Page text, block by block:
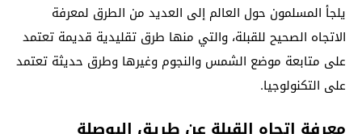
يلجأ المسلمون حول العالم إلى العديد من الطرق لمعرفة
الاتجاه الصحيح للقبلة، والتي منها طرق تقليدية قديمة تعتمد
على متابعة موضع الشمس والنجوم وغيرها وطرق حديثة تعتمد
على التكنولوجيا.